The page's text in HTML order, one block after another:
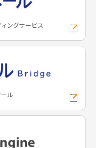
ングサービス
ル